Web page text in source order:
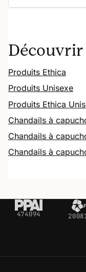
Produits Ethica
Produits Unisexe
Produits Ethica
Chandails à
Chandails à
Chandails à
474094